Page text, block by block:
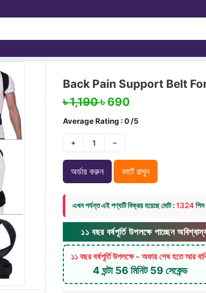
Back Pain Support Belt
৳ 1,190৳ 690
Average Rating : 0 /5
+ −
অর্ডার করুন কার্টে রাখুন
এখন পর্যন্ত এই পণ্যটি বিক্রয় হয়েছে মোট :1324পিস
১১ বছর বর্ষপূর্তি উপলক্ষে পাচ্ছেন অবিশ্বাস্য মুলছাড় !
১১ বছর বর্ষপূর্তি উপলক্ষে - অফার শেষ হতে আর
4 ঘন্টা 56 মিনিট 58 সেকেন্ড